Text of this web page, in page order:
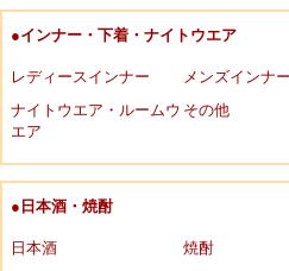
●インナー・下着・ナイトウエア
レディースインナー
メンズインナー
ナイトウエア・ルームウ
エア
その他
●日本酒・焼酎
日本酒
焼酎